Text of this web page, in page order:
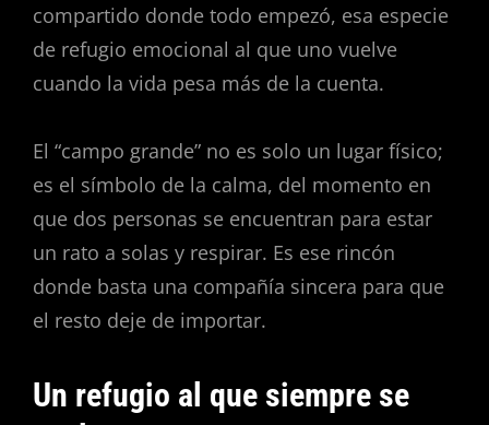
compartido donde todo empezó, esa especie
de refugio emocional al que uno vuelve
cuando la vida pesa más de la cuenta.
El “campo grande” no es solo un lugar físico;
es el símbolo de la calma, del momento en
que dos personas se encuentran para estar
un rato a solas y respirar. Es ese rincón
donde basta una compañía sincera para que
el resto deje de importar.
Un refugio al que siempre se